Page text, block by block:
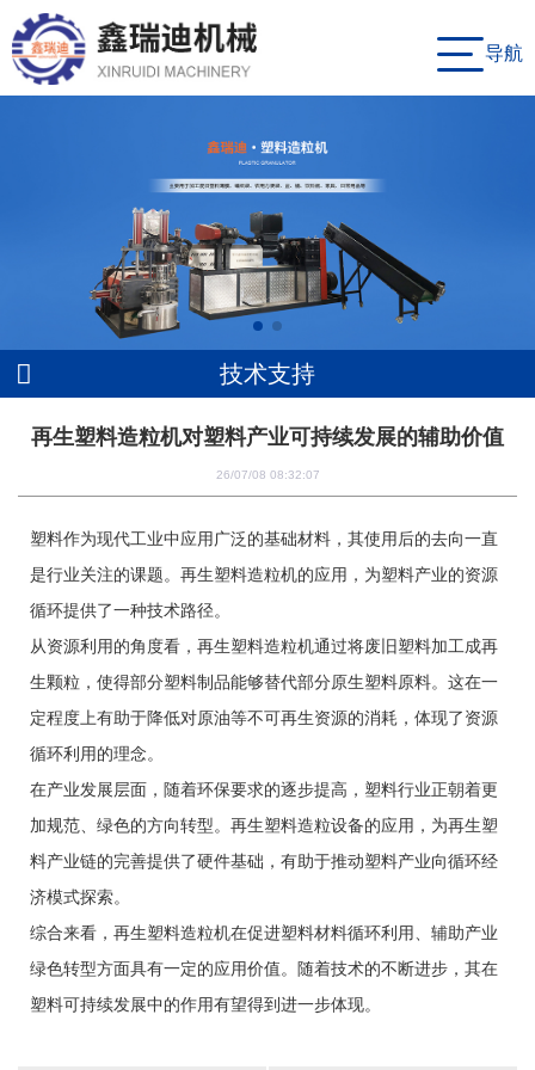
导航
技术支持
再生塑料造粒机对塑料产业可持续发展的辅助价值
26/07/08 08:32:07
塑料作为现代工业中应用广泛的基础材料，其使用后的去向一直
是行业关注的课题。再生塑料造粒机的应用，为塑料产业的资源
循环提供了一种技术路径。
从资源利用的角度看，再生塑料造粒机通过将废旧塑料加工成再
生颗粒，使得部分塑料制品能够替代部分原生塑料原料。这在一
定程度上有助于降低对原油等不可再生资源的消耗，体现了资源
循环利用的理念。
在产业发展层面，随着环保要求的逐步提高，塑料行业正朝着更
加规范、绿色的方向转型。再生塑料造粒设备的应用，为再生塑
料产业链的完善提供了硬件基础，有助于推动塑料产业向循环经
济模式探索。
综合来看，再生塑料造粒机在促进塑料材料循环利用、辅助产业
绿色转型方面具有一定的应用价值。随着技术的不断进步，其在
塑料可持续发展中的作用有望得到进一步体现。